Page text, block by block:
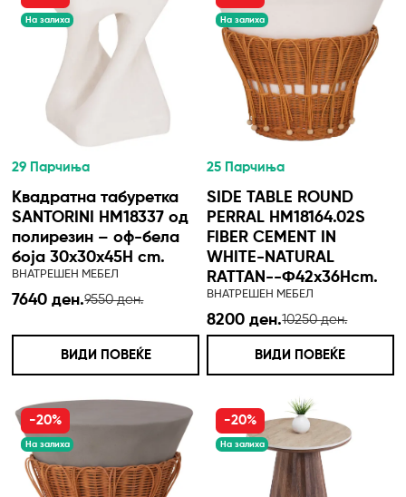
На залиха
29 Парчиња
Квадратна табуретка
SANTORINI HM18337 од
полирезин – оф-бела
боја 30x30x45H cm.
ВНАТРЕШЕН МЕБЕЛ
7640 ден.9550 ден.
ВИДИ ПОВЕЌЕ
На залиха
25 Парчиња
SIDE TABLE ROUND
PERRAL HM18164.02S
FIBER CEMENT IN
WHITE-NATURAL
RATTAN--Φ42x36Hcm.
ВНАТРЕШЕН МЕБЕЛ
8200 ден.10250 ден.
ВИДИ ПОВЕЌЕ
-20%
На залиха
-20%
На залиха